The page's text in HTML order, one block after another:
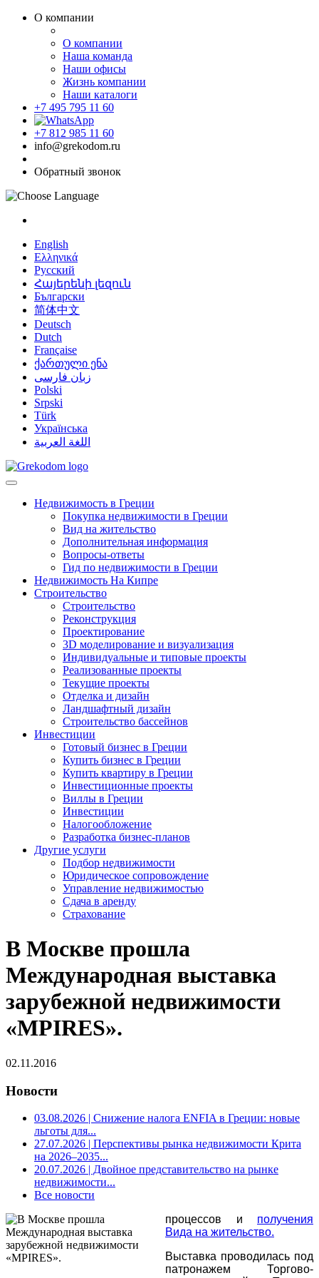
О компании
О компании
Наша команда
Наши офисы
Жизнь компании
Наши каталоги
+7 495 795 11 60
+7 812 985 11 60
info@grekodom.ru
Обратный звонок
English
Ελληνικά
Русский
Հայերենի լեզուն
Български
简体中文
Deutsch
Dutch
Française
ქართული ენა
زبان فارسی
Polski
Srpski
Türk
Українська
اللغة العربية
Недвижимость в Греции
Покупка недвижимости в Греции
Вид на жительство
Дополнительная информация
Вопросы-ответы
Гид по недвижимости в Греции
Недвижимость На Кипре
Строительство
Строительство
Реконструкция
Проектирование
3D моделирование и визуализация
Индивидуальные и типовые проекты
Реализованные проекты
Текущие проекты
Отделка и дизайн
Ландшафтный дизайн
Строительство бассейнов
Инвестиции
Готовый бизнес в Греции
Купить бизнес в Греции
Купить квартиру в Греции
Инвестиционные проекты
Виллы в Греции
Инвестиции
Налогообложение
Разработка бизнес-планов
Другие услуги
Подбор недвижимости
Юридическое сопровождение
Управление недвижимостью
Сдача в аренду
Страхование
В Москве прошла
Международная выставка
зарубежной недвижимости
«MPIRES».
02.11.2016
Новости
03.08.2026 | Снижение налога ENFIA в Греции: новые
льготы для...
27.07.2026 | Перспективы рынка недвижимости Крита
на 2026–2035...
20.07.2026 | Двойное представительство на рынке
недвижимости...
Все новости
процессов и получения
Вида на жительство.
Выставка проводилась под
патронажем Торгово-